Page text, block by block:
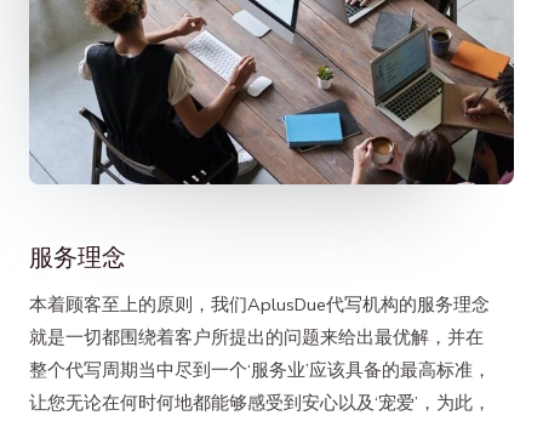
服务理念
本着顾客至上的原则，我们AplusDue代写机构的服务理念
就是一切都围绕着客户所提出的问题来给出最优解，并在
整个代写周期当中尽到一个‘服务业’应该具备的最高标准，
让您无论在何时何地都能够感受到安心以及‘宠爱’，为此，